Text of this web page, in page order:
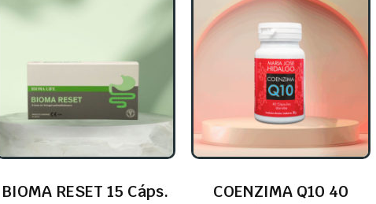
BIOMA RESET 15 Cáps.
COENZIMA Q10 40